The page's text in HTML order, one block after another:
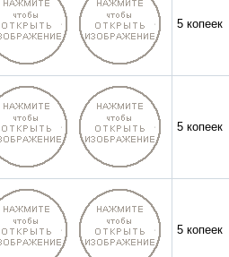
5 копеек
5 копеек
5 копеек